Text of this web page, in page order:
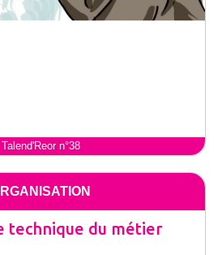
Talend'Reor n°38
technique du métier